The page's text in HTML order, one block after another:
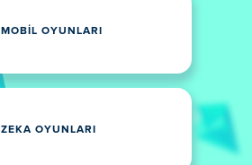
MOBIL OYUNLARI
ZEKA OYUNLARI